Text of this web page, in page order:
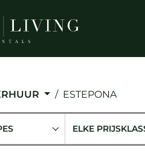
ESTEPONA
ELKE